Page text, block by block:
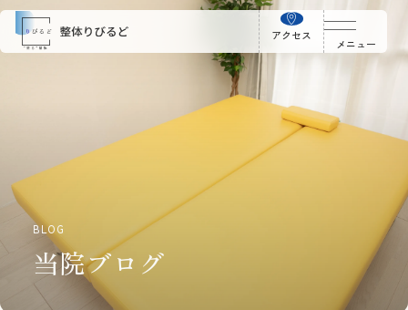
アクセス
メニュー
BLOG
当院ブログ